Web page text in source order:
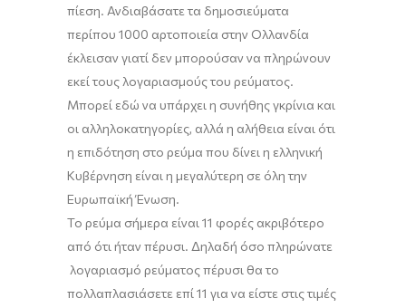
πίεση. Ανδιαβάσατε τα δημοσιεύματα
περίπου 1000 αρτοποιεία στην Ολλανδία
έκλεισαν γιατί δεν μπορούσαν να πληρώνουν
εκεί τους λογαριασμούς του ρεύματος.
Μπορεί εδώ να υπάρχει η συνήθης γκρίνια και
οι αλληλοκατηγορίες, αλλά η αλήθεια είναι ότι
η επιδότηση στο ρεύμα που δίνει η ελληνική
Κυβέρνηση είναι η μεγαλύτερη σε όλη την
Ευρωπαϊκή Ένωση.
Το ρεύμα σήμερα είναι 11 φορές ακριβότερο
από ότι ήταν πέρυσι. Δηλαδή όσο πληρώνατε
λογαριασμό ρεύματος πέρυσι θα το
πολλαπλασιάσετε επί 11 για να είστε στις τιμές